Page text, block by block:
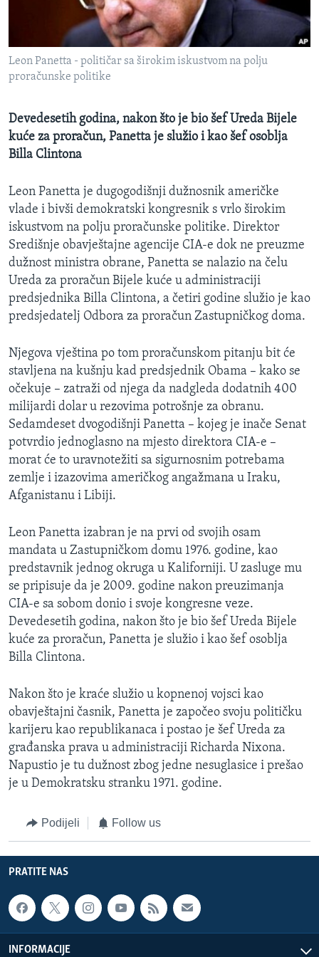
O GLASU AMERIKE
Learning English
PRATITE NAS
Leon Panetta - političar sa širokim iskustvom na polju
proračunske politike
Devedesetih godina, nakon što je bio šef Ureda Bijele
kuće za proračun, Panetta je služio i kao šef osoblja
Billa Clintona
Leon Panetta je dugogodišnji dužnosnik američke
vlade i bivši demokratski kongresnik s vrlo širokim
iskustvom na polju proračunske politike. Direktor
Središnje obavještajne agencije CIA-e dok ne preuzme
dužnost ministra obrane, Panetta se nalazio na čelu
Ureda za proračun Bijele kuće u administraciji
predsjednika Billa Clintona, a četiri godine služio je kao
predsjedatelj Odbora za proračun Zastupničkog doma.
Njegova vještina po tom proračunskom pitanju bit će
stavljena na kušnju kad predsjednik Obama – kako se
očekuje – zatraži od njega da nadgleda dodatnih 400
milijardi dolar u rezovima potrošnje za obranu.
Sedamdeset dvogodišnji Panetta – kojeg je inače Senat
potvrdio jednoglasno na mjesto direktora CIA-e –
morat će to uravnotežiti sa sigurnosnim potrebama
zemlje i izazovima američkog angažmana u Iraku,
Afganistanu i Libiji.
Leon Panetta izabran je na prvi od svojih osam
mandata u Zastupničkom domu 1976. godine, kao
predstavnik jednog okruga u Kaliforniji. U zasluge mu
se pripisuje da je 2009. godine nakon preuzimanja
CIA-e sa sobom donio i svoje kongresne veze.
Devedesetih godina, nakon što je bio šef Ureda Bijele
kuće za proračun, Panetta je služio i kao šef osoblja
Billa Clintona.
Nakon što je kraće služio u kopnenoj vojsci kao
obavještajni časnik, Panetta je započeo svoju političku
karijeru kao republikanaca i postao je šef Ureda za
građanska prava u administraciji Richarda Nixona.
Napustio je tu dužnost zbog jedne nesuglasice i prešao
je u Demokratsku stranku 1971. godine.
Podijeli Follow us
PRATITE NAS
INFORMACIJE